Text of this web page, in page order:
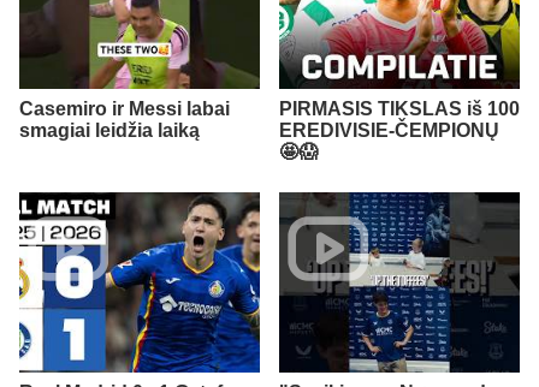
Casemiro ir Messi labai
smagiai leidžia laiką
PIRMASIS TIKSLAS iš 100
EREDIVISIE-ČEMPIONŲ
🤩😱